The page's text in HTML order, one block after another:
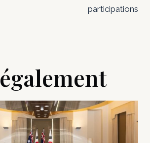
participations